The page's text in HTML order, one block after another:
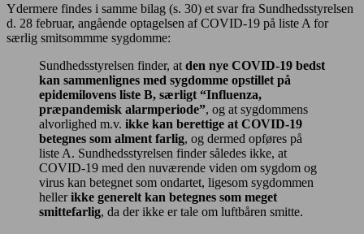
Ydermere findes i samme bilag (s. 30) et svar fra Sundhedsstyrelsen
d. 28 februar, angående optagelsen af COVID-19 på liste A for
særlig smitsommme sygdomme:
Sundhedsstyrelsen finder, at den nye COVID-19 bedst
kan sammenlignes med sygdomme opstillet på
epidemilovens liste B, særligt “Influenza,
præpandemisk alarmperiode”, og at sygdommens
alvorlighed m.v. ikke kan berettige at COVID-19
betegnes som alment farlig, og dermed opføres på
liste A. Sundhedsstyrelsen finder således ikke, at
COVID-19 med den nuværende viden om sygdom og
virus kan betegnet som ondartet, ligesom sygdommen
hellerikke generelt kan betegnes som meget
smittefarlig, da der ikke er tale om luftbåren smitte.